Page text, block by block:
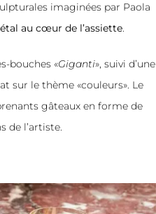
imaginées par Paola
au cœur de l’assiette.
bouches «Giganti», suivi d’une
sur le thème «couleurs». Le
gâteaux en forme de
de l’artiste.